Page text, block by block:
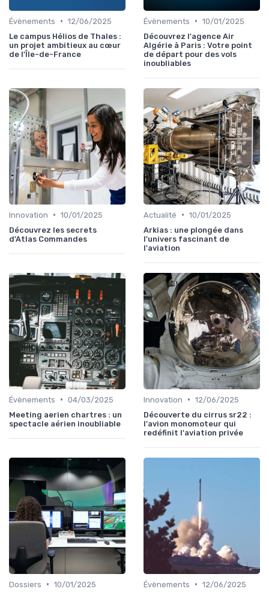
Évènements • 12/06/2025
Le campus Hélios de Thales :
un projet ambitieux au cœur
de l'Île-de-France
Évènements • 10/01/2025
Découvrez l'agence Air
Algérie à Paris : Votre point
de départ pour des vols
inoubliables
Innovation • 10/01/2025
Découvrez les secrets
d'Atlas Commandes
Actualité • 10/01/2025
Arkias : une plongée dans
l'univers fascinant de
l'aviation
Évènements • 04/03/2025
Meeting aerien chartres : un
spectacle aérien inoubliable
Innovation • 12/06/2025
Découverte du cirrus sr22 :
l'avion monomoteur qui
redéfinit l'aviation privée
Dossiers • 10/01/2025
Évènements • 12/06/2025